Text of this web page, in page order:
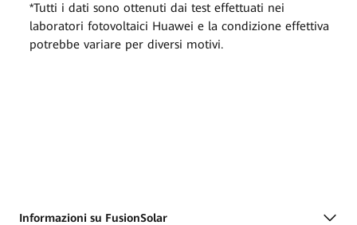
*Tutti i dati sono ottenuti dai test effettuati nei
laboratori fotovoltaici Huawei e la condizione effettiva
potrebbe variare per diversi motivi.
Informazioni su FusionSolar